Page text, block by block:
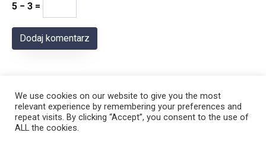
5 − 3 =
We use cookies on our website to give you the most
relevant experience by remembering your preferences and
repeat visits. By clicking “Accept”, you consent to the use of
ALL the cookies.